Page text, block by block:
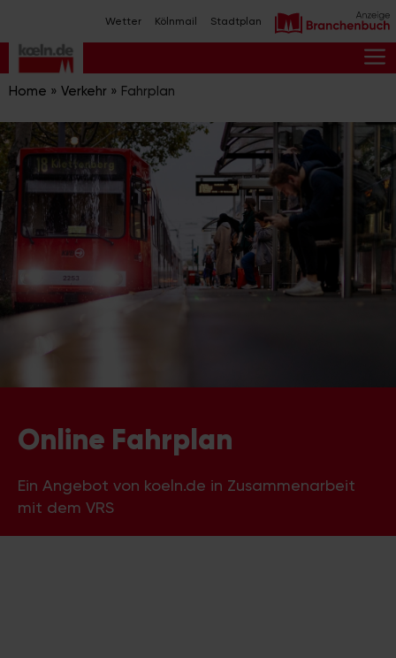
Inhalt
springen
Wetter Kölnmail Stadtplan
Home » Verkehr » Fahrplan
Online Fahrplan
Ein Angebot von koeln.de in Zusammenarbeit
mit dem VRS